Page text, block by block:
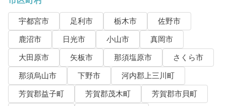
宇都宮市 足利市 栃木市
佐野市
鹿沼市
日光市 小山市
真岡市
大田原市
矢板市 那須塩原市
さくら市
那須烏山市
下野市
河内郡上三川町
芳賀郡益子町
芳賀郡茂木町
芳賀郡市貝町